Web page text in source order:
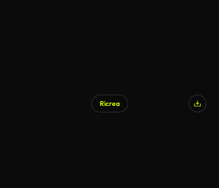
Ricrea